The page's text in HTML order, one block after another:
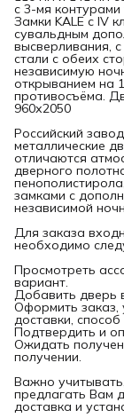
с 3-мя контурами
Замки KALE с IV
сувальдным
высверливания,
стали с обеих
независимую
открыванием на
противосъёма.
960х2050
Российский
металлические
отличаются
дверного
замками с
независимой
Для заказа
необходимо
Просмотреть
вариант.
Добавить дверь
Оформить заказ,
доставки,
Подтвердить и
Ожидать
получении.
Важно
предлагать Вам
доставка и